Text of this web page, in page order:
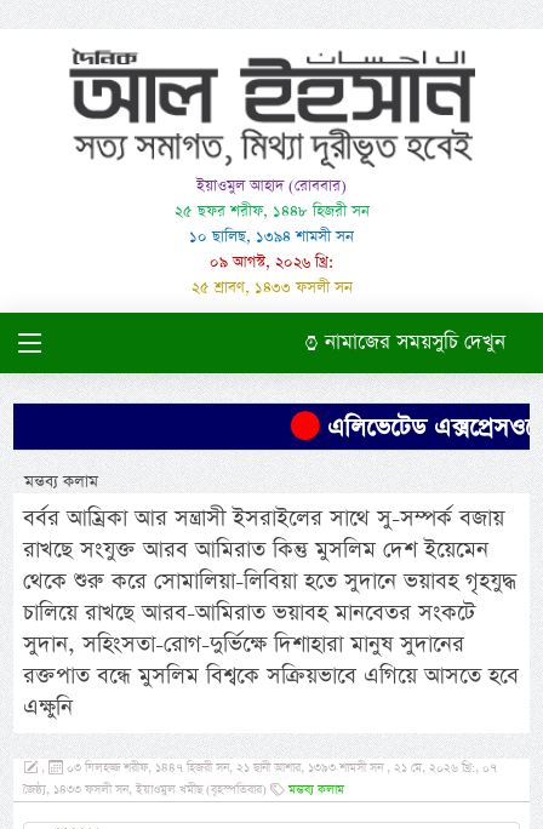
ইয়াওমুল আহাদ (রোববার)
২৫ ছফর শরীফ, ১৪৪৮ হিজরী সন
১০ ছালিছ, ১৩৯৪ শামসী সন
০৯ আগস্ট, ২০২৬ খ্রি:
২৫ শ্রাবণ, ১৪৩৩ ফসলী সন
নামাজের সময়সুচি দেখুন
এলিভেটেড
মন্তব্য কলাম
বর্বর আম্রিকা আর সন্ত্রাসী ইসরাইলের সাথে সু-সম্পর্ক বজায়
রাখছে সংযুক্ত আরব আমিরাত কিন্তু মুসলিম দেশ ইয়েমেন
থেকে শুরু করে সোমালিয়া-লিবিয়া হতে সুদানে ভয়াবহ গৃহযুদ্ধ
চালিয়ে রাখছে আরব-আমিরাত ভয়াবহ মানবেতর সংকটে
সুদান, সহিংসতা-রোগ-দুর্ভিক্ষে দিশাহারা মানুষ সুদানের
রক্তপাত বন্ধে মুসলিম বিশ্বকে সক্রিয়ভাবে এগিয়ে আসতে হবে
এক্ষুনি
,
০৩ যিলহজ্জ শরীফ, ১৪৪৭ হিজরী সন, ২১ ছানী আশার, ১৩৯৩ শামসী সন , ২১ মে, ২০২৬ খ্রি:, ০৭
জৈষ্ঠ্য, ১৪৩৩ ফসলী সন, ইয়াওমুল খমীছ (বৃহস্পতিবার)
মন্তব্য কলাম